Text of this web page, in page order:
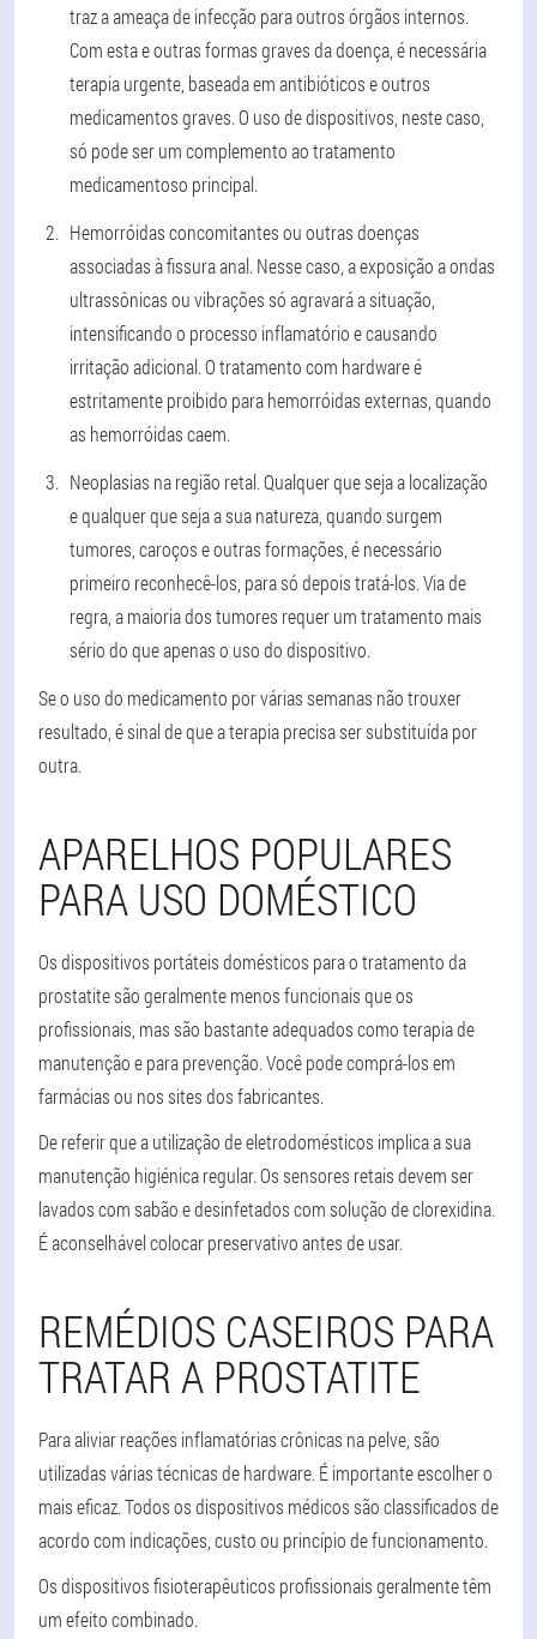
traz a ameaça de infecção para outros órgãos internos.
Com esta e outras formas graves da doença, é necessária
terapia urgente, baseada em antibióticos e outros
medicamentos graves. O uso de dispositivos, neste caso,
só pode ser um complemento ao tratamento
medicamentoso principal.
Hemorróidas concomitantes ou outras doenças
associadas à fissura anal. Nesse caso, a exposição a ondas
ultrassônicas ou vibrações só agravará a situação,
intensificando o processo inflamatório e causando
irritação adicional. O tratamento com hardware é
estritamente proibido para hemorróidas externas, quando
as hemorróidas caem.
Neoplasias na região retal. Qualquer que seja a localização
e qualquer que seja a sua natureza, quando surgem
tumores, caroços e outras formações, é necessário
primeiro reconhecê-los, para só depois tratá-los. Via de
regra, a maioria dos tumores requer um tratamento mais
sério do que apenas o uso do dispositivo.
Se o uso do medicamento por várias semanas não trouxer
resultado, é sinal de que a terapia precisa ser substituída por
outra.
APARELHOS POPULARES
PARA USO DOMÉSTICO
Os dispositivos portáteis domésticos para o tratamento da
prostatite são geralmente menos funcionais que os
profissionais, mas são bastante adequados como terapia de
manutenção e para prevenção. Você pode comprá-los em
farmácias ou nos sites dos fabricantes.
De referir que a utilização de eletrodomésticos implica a sua
manutenção higiénica regular. Os sensores retais devem ser
lavados com sabão e desinfetados com solução de clorexidina.
É aconselhável colocar preservativo antes de usar.
REMÉDIOS CASEIROS PARA
TRATAR A PROSTATITE
Para aliviar reações inflamatórias crônicas na pelve, são
utilizadas várias técnicas de hardware. É importante escolher o
mais eficaz. Todos os dispositivos médicos são classificados de
acordo com indicações, custo ou princípio de funcionamento.
Os dispositivos fisioterapêuticos profissionais geralmente têm
um efeito combinado.